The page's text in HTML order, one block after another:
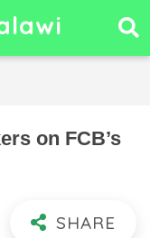
on FCB’s